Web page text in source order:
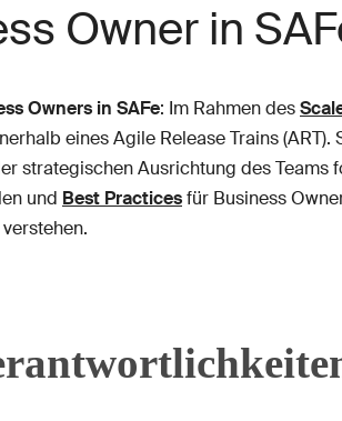
Owner in
Owners in SAFe: Im Rahmen des
eines Agile Release Trains
strategischen Ausrichtung des
und Best Practicesfür Business